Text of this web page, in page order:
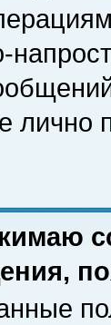
лично